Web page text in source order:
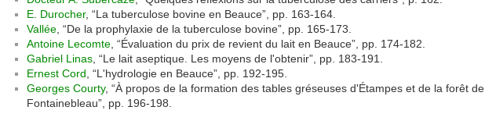
E. Durocher, “La tuberculose bovine en Beauce”, pp. 163-164.
Vallée, “De la prophylaxie de la tuberculose bovine”, pp. 165-173.
Antoine Lecomte, “Évaluation du prix de revient du lait en Beauce”, pp. 174-182.
Gabriel Linas, “Le lait aseptique. Les moyens de l'obtenir”, pp. 183-191.
Ernest Cord, “L'hydrologie en Beauce”, pp. 192-195.
Georges Courty, “À propos de la formation des tables gréseuses d'Étampes et de la forêt de
Fontainebleau”, pp. 196-198.